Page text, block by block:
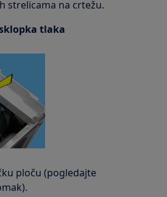
strelicama na crtežu.
tlaka
ploču (pogledajte